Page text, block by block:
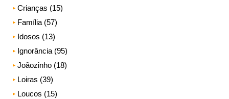
Crianças (15)
Família (57)
Idosos (13)
Ignorância (95)
Joãozinho (18)
Loiras (39)
Loucos (15)